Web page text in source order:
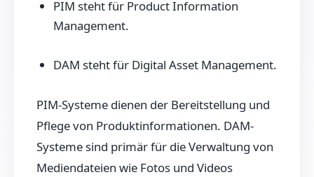
PIM steht für Product Information
Management.
DAM steht für Digital Asset Management.
PIM-Systeme dienen der Bereitstellung und
Pflege von Produktinformationen. DAM-
Systeme sind primär für die Verwaltung von
Mediendateien wie Fotos und Videos